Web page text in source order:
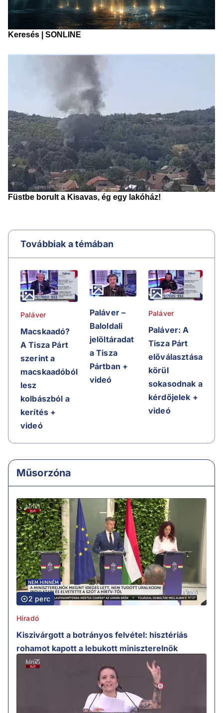
Továbbiak a témában
Paláver
Macskaadó?
A Tisza Párt
szerint a
macskaadóból
lesz
kolbászból a
kerítés +
videó
Paláver –
Baloldali
jelöltáradat
a Tisza
Pártban +
videó
Paláver
Paláver: A
Tisza Párt
előválasztása
körül
sokasodnak a
kérdőjelek +
videó
Műsorzóna
2 perc
Híradó
Kiszivárgott a botrányos felvétel: hisztériás
rohamot kapott a lebukott miniszterelnök